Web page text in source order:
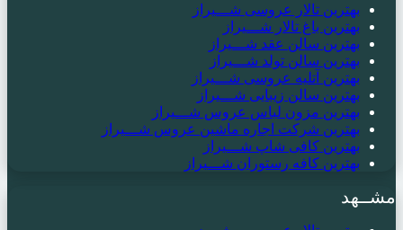
بهترین تالار عروسی شـــیراز
بهترین باغ تالار شـــیراز
بهترین سالن عقد شـــیراز
بهترین سالن تولد شـــیراز
بهترین آتلیه عروسی شـــیراز
بهترین سالن زیبایی شـــیراز
بهترین مزون لباس عروس شـــیراز
بهترین شرکت اجاره ماشین عروس شـــیراز
بهترین کافی شاپ شـــیراز
بهترین کافه رستوران شـــیراز
مشــهد